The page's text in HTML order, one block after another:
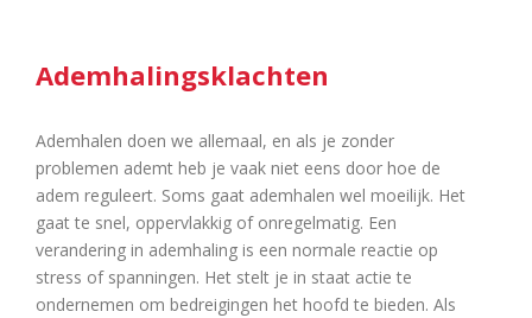
Ademhalingsklachten
Ademhalen doen we allemaal, en als je zonder
problemen ademt heb je vaak niet eens door hoe de
adem reguleert. Soms gaat ademhalen wel moeilijk. Het
gaat te snel, oppervlakkig of onregelmatig. Een
verandering in ademhaling is een normale reactie op
stress of spanningen. Het stelt je in staat actie te
ondernemen om bedreigingen het hoofd te bieden. Als